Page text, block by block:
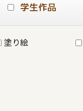
学生作品
塗り絵